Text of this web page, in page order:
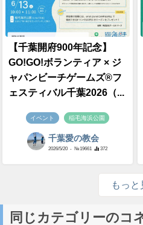
【千葉開府900年記念】
GO!GO!ボランティア × ジ
ャパンビーチゲームズ®フ
ェスティバル千葉2026（...
イベント 稲毛海浜公園
千葉愛の教会
2026/5/20 - №19661 372
もっと
同じカテゴリーのコ